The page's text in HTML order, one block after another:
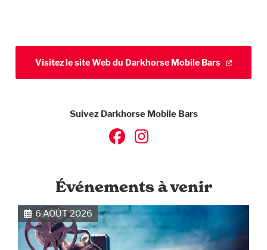
Visitez le site Web du Darkhorse Mobile Bars
Suivez Darkhorse Mobile Bars
Événements à venir
6 AOÛT 2026